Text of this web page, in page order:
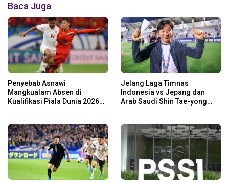
Baca Juga
Penyebab Asnawi
Mangkualam Absen di
Kualifikasi Piala Dunia 2026
dan Arab Saudi
Jelang Laga Timnas
Indonesia vs Jepang dan
Arab Saudi Shin Tae-yong